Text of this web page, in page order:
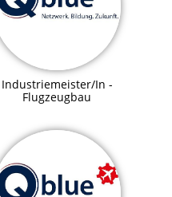
Industriemeister/In -
Flugzeugbau